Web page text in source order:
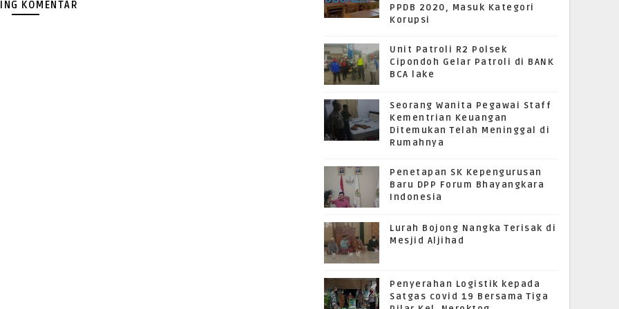
KOMENTAR
PPDB 2020, Masuk Kategori
Korupsi
Unit Patroli R2 Polsek
Cipondoh Gelar Patroli di BANK
BCA lake
Seorang Wanita Pegawai Staff
Kementrian Keuangan
Ditemukan Telah Meninggal di
Rumahnya
Penetapan SK Kepengurusan
Baru DPP Forum Bhayangkara
Indonesia
Lurah Bojong Nangka Terisak di
Mesjid Aljihad
Penyerahan Logistik kepada
Satgas covid 19 Bersama Tiga